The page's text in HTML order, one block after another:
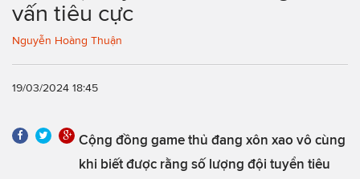
vấn tiêu cực
Nguyễn Hoàng Thuận
19/03/2024 18:45
Cộng đồng game thủ đang xôn xao vô cùng
khi biết được rằng số lượng đội tuyển tiêu